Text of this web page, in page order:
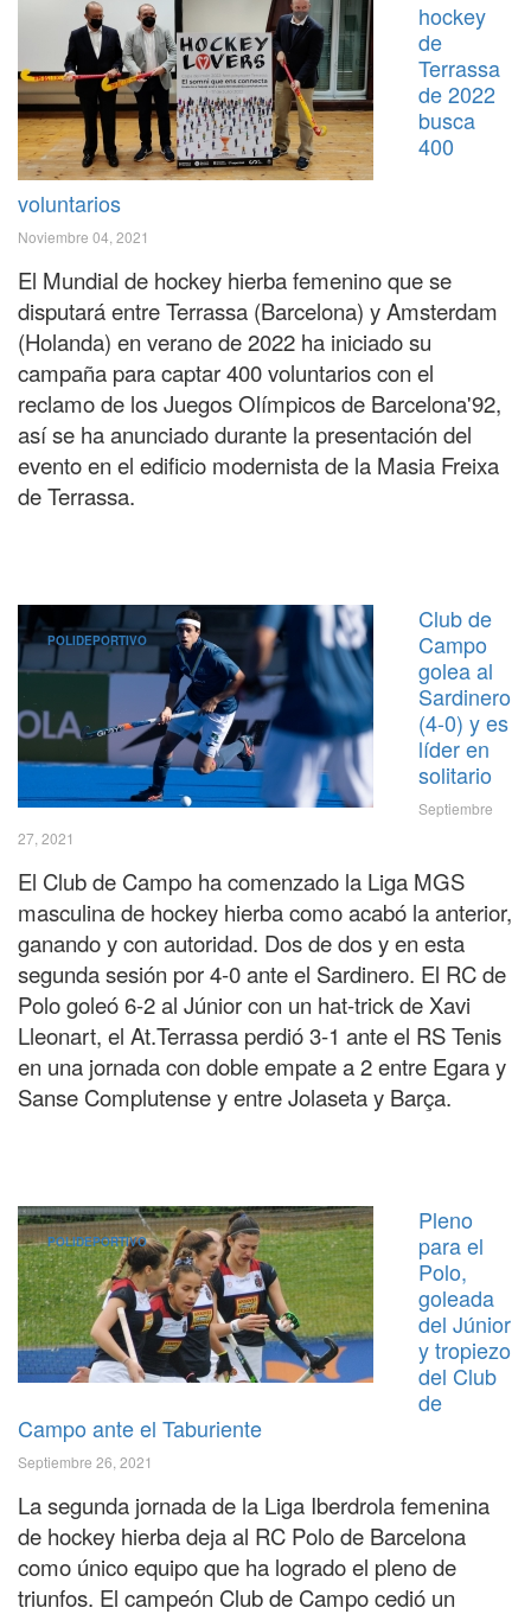
hockey
de
Terrassa
de 2022
busca
400
voluntarios
Noviembre 04, 2021
El Mundial de hockey hierba femenino que se
disputará entre Terrassa (Barcelona) y Amsterdam
(Holanda) en verano de 2022 ha iniciado su
campaña para captar 400 voluntarios con el
reclamo de los Juegos Olímpicos de Barcelona'92,
así se ha anunciado durante la presentación del
evento en el edificio modernista de la Masia Freixa
de Terrassa.
POLIDEPORTIVO
Club de
Campo
golea al
Sardinero
(4-0) y es
líder en
solitario
Septiembre
27, 2021
El Club de Campo ha comenzado la Liga MGS
masculina de hockey hierba como acabó la anterior,
ganando y con autoridad. Dos de dos y en esta
segunda sesión por 4-0 ante el Sardinero. El RC de
Polo goleó 6-2 al Júnior con un hat-trick de Xavi
Lleonart, el At.Terrassa perdió 3-1 ante el RS Tenis
en una jornada con doble empate a 2 entre Egara y
Sanse Complutense y entre Jolaseta y Barça.
POLIDEPORTIVO
Pleno
para el
Polo,
goleada
del Júnior
y tropiezo
del Club
de
Campo ante el Taburiente
Septiembre 26, 2021
La segunda jornada de la Liga Iberdrola femenina
de hockey hierba deja al RC Polo de Barcelona
como único equipo que ha logrado el pleno de
triunfos. El campeón Club de Campo cedió un